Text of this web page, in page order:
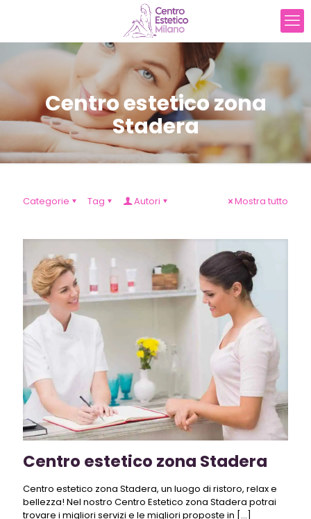
Centro estetico zona
Stadera
Categorie Tag Autori Mostra tutto
Centro estetico zona Stadera
Centro estetico zona Stadera, un luogo di ristoro, relax e
bellezza! Nel nostro Centro Estetico zona Stadera potrai
trovare i migliori servizi e le migliori proposte in […]